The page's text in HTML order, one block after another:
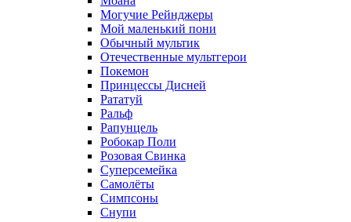
Могучие Рейнджеры
Мой маленький пони
Обычный мультик
Отечественные мультгерои
Покемон
Принцессы Дисней
Рататуй
Ральф
Рапунцель
Робокар Поли
Розовая Свинка
Суперсемейка
Самолёты
Симпсоны
Снупи